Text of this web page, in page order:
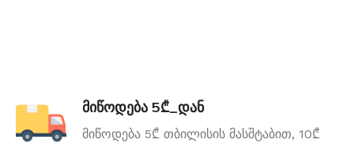
მიწოდება 5₾_დან
მიწოდება 5₾ თბილისის მასშტაბით, 10₾